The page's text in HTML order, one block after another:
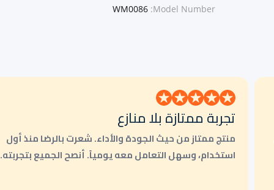
Model Number:
WM0086
تجربة ممتازة بلا منازع
منتج ممتاز من حيث الجودة والأداء. شعرت بالرضا منذ أول
استخدام، وسهل التعامل معه يومياً. أنصح الجميع بتجربته.